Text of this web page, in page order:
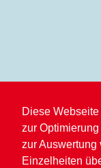
Diese
zur
zur Auswertung
Einzelheiten